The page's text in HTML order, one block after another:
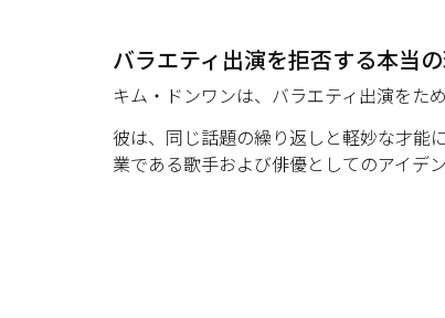
バラエティ出演を拒否する本当
キム・ドンワンは、バラエティ出演をた
彼は、同じ話題の繰り返しと軽妙な才能
業である歌手および俳優としてのアイデ